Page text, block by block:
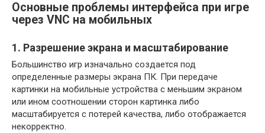
Основные проблемы интерфейса при игре
через VNC на мобильных
1. Разрешение экрана и масштабирование
Большинство игр изначально создается под
определенные размеры экрана ПК. При передаче
картинки на мобильные устройства с меньшим экраном
или ином соотношении сторон картинка либо
масштабируется с потерей качества, либо отображается
некорректно.